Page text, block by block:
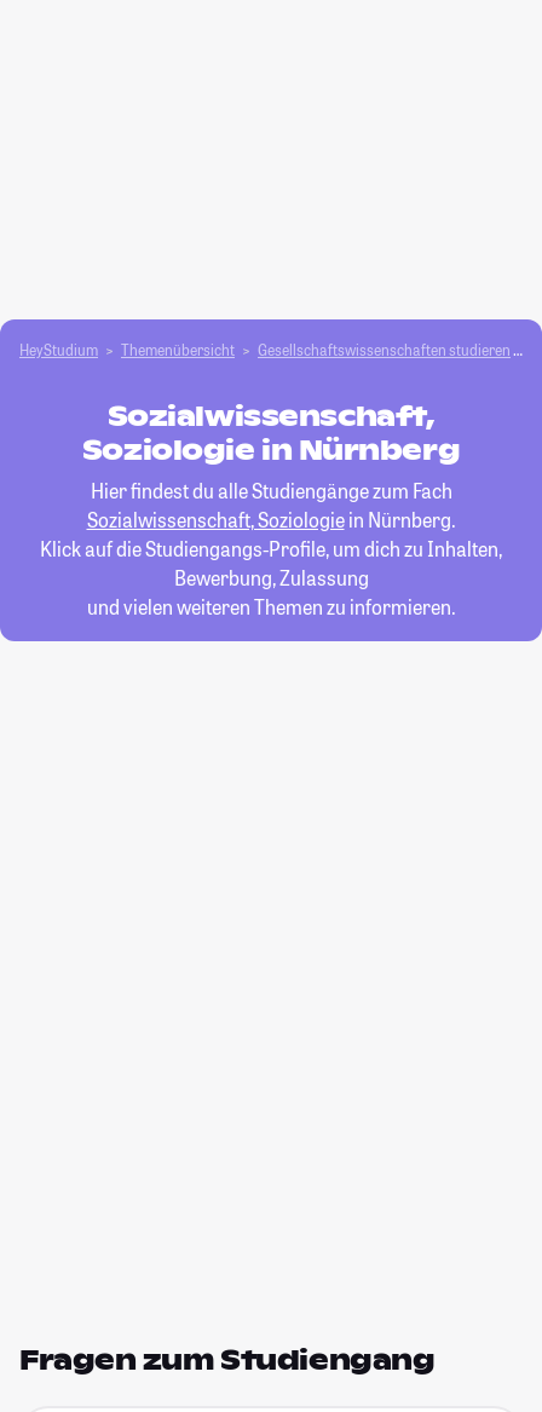
HeyStudium Themenübersicht Gesellschafts­­wissenschaften studieren
Sozialwissenschaft,
Soziologie in Nürnberg
Hier findest du alle Studiengänge zum Fach
Sozialwissenschaft, Soziologiein Nürnberg.
Klick auf die Studiengangs-Profile, um dich zu Inhalten,
Bewerbung, Zulassung
und vielen weiteren Themen zu informieren.
Fragen zum Studiengang